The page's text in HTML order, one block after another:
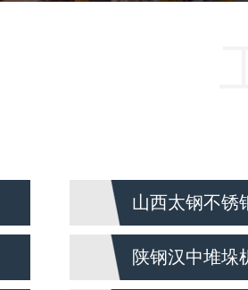
山西太钢不锈
陕钢汉中堆垛